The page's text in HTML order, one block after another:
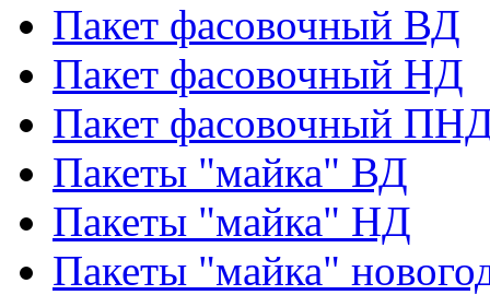
Пакет фасовочный ВД
Пакет фасовочный НД
Пакет фасовочный
Пакеты "майка" ВД
Пакеты "майка" НД
Пакеты "майка"